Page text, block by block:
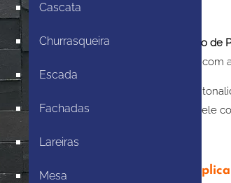
Cascata
Churrasqueira
Escada
Fachadas
Lareiras
Mesa
Mosaico de
da pedra com
Com sua
irregular, ele
Onde